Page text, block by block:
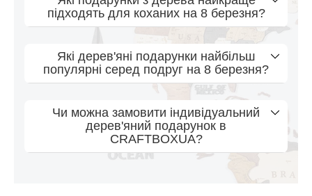
підходять для коханих на 8 березня?
Які дерев'яні подарунки найбільш
популярні серед подруг на 8 березня?
Чи можна замовити індивідуальний
дерев'яний подарунок в
CRAFTBOXUA?